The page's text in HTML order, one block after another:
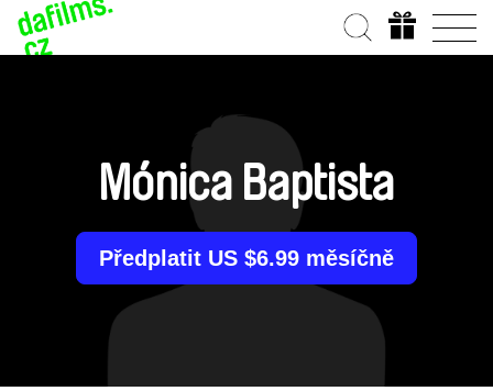
Mónica Baptista
Předplatit US $6.99 měsíčně